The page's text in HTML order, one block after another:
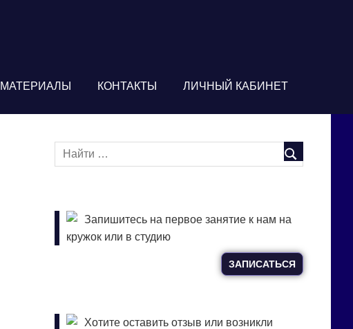
КОНТАКТЫ ЛИЧНЫЙ КАБИНЕТ
Запишитесь на первое занятие к нам на
кружок или в студию
ЗАПИСАТЬСЯ
Хотите оставить отзыв или возникли